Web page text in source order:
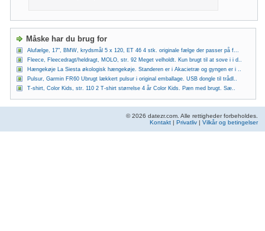
Måske har du brug for
Alufælge, 17", BMW, krydsmål 5 x 120, ET 46 4 stk. originale fælge der passer på f...
Fleece, Fleecedragt/heldragt, MOLO, str. 92 Meget velholdt. Kun brugt til at sove i i d..
Hængekøje La Siesta økologisk hængekøje. Standeren er i Akacietræ og gyngen er i ..
Pulsur, Garmin FR60 Ubrugt lækkert pulsur i original emballage. USB dongle til trådl..
T-shirt, Color Kids, str. 110 2 T-shirt størrelse 4 år Color Kids. Pæn med brugt. Sæ..
© 2026 datezr.com. Alle rettigheder forbeholdes.
Kontakt | Privatliv | Vilkår og betingelser